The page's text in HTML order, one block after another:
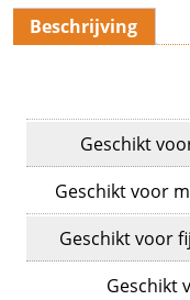
Beschrijving
Geschikt
Geschikt voor
Geschikt voor
Geschikt